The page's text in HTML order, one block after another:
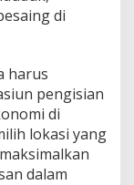
di
harus
pengisian
di
lokasi yang
dalam